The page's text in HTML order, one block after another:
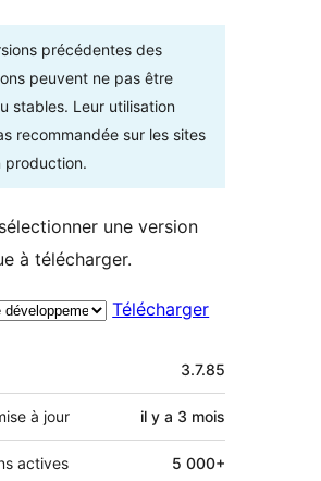
précédentes des
peuvent ne pas être
stables. Leur utilisation
recommandée sur les sites
production.
une version
à télécharger.
Télécharger
3.7.85
à jour il y a 3 mois
actives 5 000+